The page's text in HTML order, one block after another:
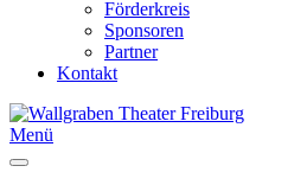
Förderkreis
Sponsoren
Partner
Kontakt
Menü